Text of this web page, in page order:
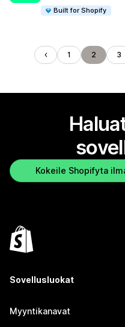
Built for Shopify
1 2 3
Kokeile Shopifyta
Sovellusluokat
Myyntikanavat